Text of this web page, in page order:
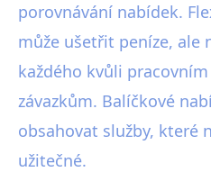
porovnávání nabídek.
může ušetřit peníze, ale
každého kvůli
závazkům. Balíčkové
obsahovat služby, které
užitečné.